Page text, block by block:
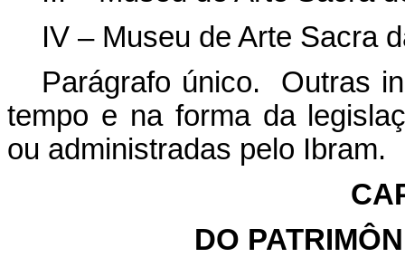
IV – Museu de Arte Sacra
Parágrafo único. Outras
tempo e na forma da
ou administradas pelo Ibram.
DO